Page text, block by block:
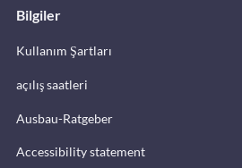
Bilgiler
Kullanım Şartları
açılış saatleri
Ausbau-Ratgeber
Accessibility statement